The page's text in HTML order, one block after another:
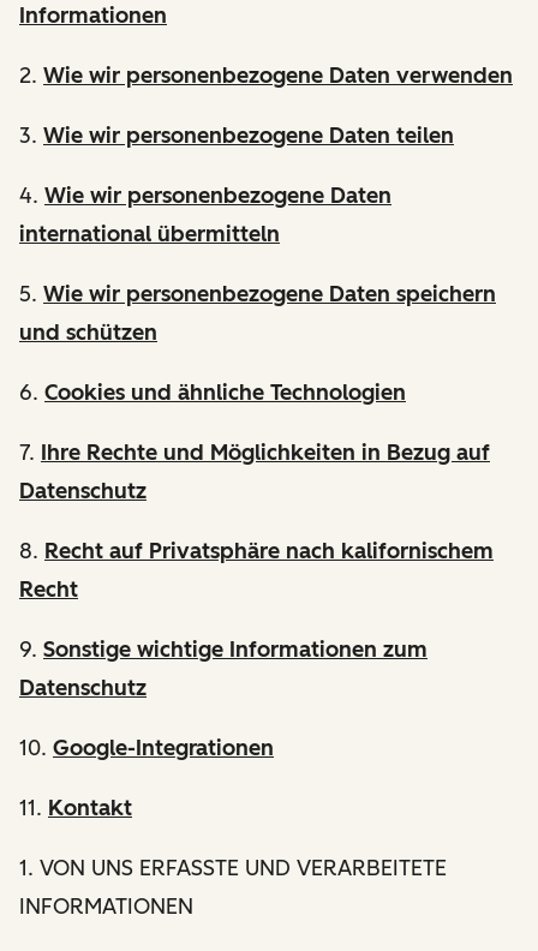
Informationen
2. Wie wir personenbezogene Daten verwenden
3. Wie wir personenbezogene Daten teilen
4. Wie wir personenbezogene Daten
international übermitteln
5. Wie wir personenbezogene Daten speichern
und schützen
6. Cookies und ähnliche Technologien
7. Ihre Rechte und Möglichkeiten in Bezug auf
Datenschutz
8. Recht auf Privatsphäre nach kalifornischem
Recht
9. Sonstige wichtige Informationen zum
Datenschutz
10. Google-Integrationen
11. Kontakt
1. VON UNS ERFASSTE UND VERARBEITETE
INFORMATIONEN